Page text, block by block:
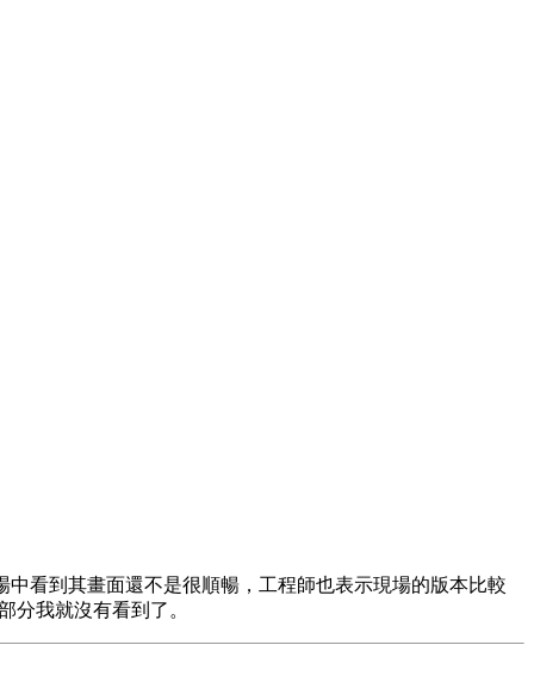
看到其畫面還不是很順暢，工程師也表示現場的版本比較
分我就沒有看到了。